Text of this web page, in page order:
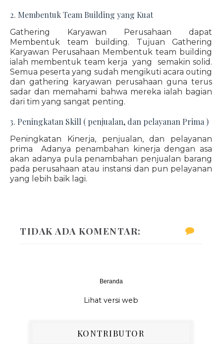
2. Membentuk Team Building yang Kuat
Gathering Karyawan Perusahaan dapat
Membentuk team building. Tujuan Gathering
Karyawan Perusahaan Membentuk team building
ialah membentuk team kerja yang semakin solid.
Semua peserta yang sudah mengikuti acara outing
dan gathering karyawan perusahaan guna terus
sadar dan memahami bahwa mereka ialah bagian
dari tim yang sangat penting.
3. Peningkatan Skill ( penjualan, dan pelayanan Prima )
Peningkatan Kinerja, penjualan, dan pelayanan
prima Adanya penambahan kinerja dengan asa
akan adanya pula penambahan penjualan barang
pada perusahaan atau instansi dan pun pelayanan
yang lebih baik lagi.
TIDAK ADA KOMENTAR:
Beranda
Lihat versi web
KONTRIBUTOR